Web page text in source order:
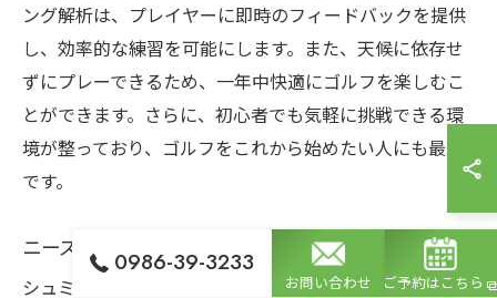
ング解析は、プレイヤーに即時のフィードバックを提供
し、効率的な練習を可能にします。また、天候に依存せ
ずにプレーできるため、一年中快適にゴルフを楽しむこ
とができます。さらに、初心者でも気軽に挑戦できる環
境が整っており、ゴルフをこれから始めたい人にも最適
です。
ニーズに応じたゴルフ体験の提供
シュミレーションゴルフは、個々のニーズに合わせたカ
0986-39-3233
お問い合わせ ご予約はこちら